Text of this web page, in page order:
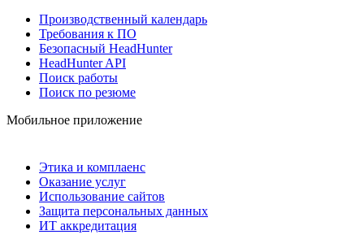
Производственный календарь
Требования к ПО
Безопасный HeadHunter
HeadHunter API
Поиск работы
Поиск по резюме
Мобильное приложение
Этика и комплаенс
Оказание услуг
Использование сайтов
Защита персональных данных
ИТ аккредитация